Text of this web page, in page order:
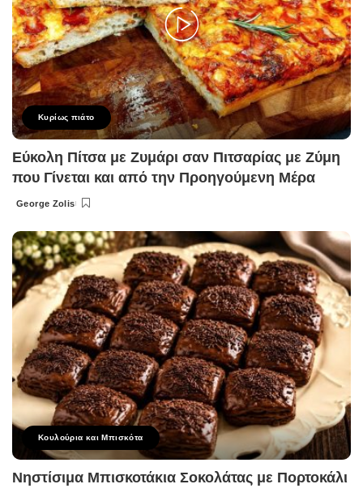
Κυρίως πιάτο
Εύκολη Πίτσα με Ζυμάρι σαν Πιτσαρίας με Ζύμη
που Γίνεται και από την Προηγούμενη Μέρα
Posted
George Zolis
Κουλούρια και Μπισκότα
Νηστίσιμα Μπισκοτάκια Σοκολάτας με Πορτοκάλι